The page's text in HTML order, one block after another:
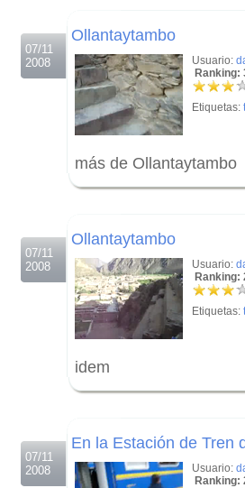
07/11
2008
Ollantaytambo
Usuario:
Ranking:
Etiquetas:
más de Ollantaytambo
07/11
2008
Ollantaytambo
Usuario:
Ranking:
Etiquetas:
idem
07/11
2008
En la Estación de Tren
Usuario:
Ranking: